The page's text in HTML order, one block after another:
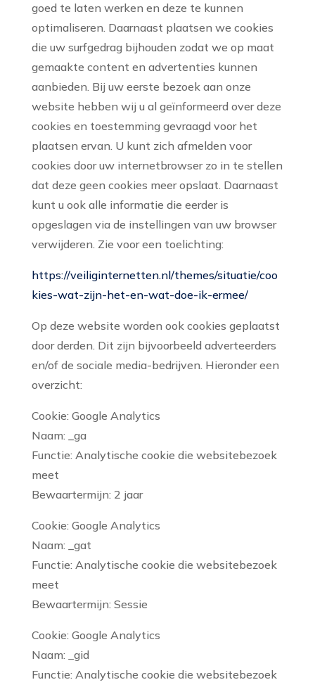
goed te laten werken en deze te kunnen
optimaliseren. Daarnaast plaatsen we cookies
die uw surfgedrag bijhouden zodat we op maat
gemaakte content en advertenties kunnen
aanbieden. Bij uw eerste bezoek aan onze
website hebben wij u al geïnformeerd over deze
cookies en toestemming gevraagd voor het
plaatsen ervan. U kunt zich afmelden voor
cookies door uw internetbrowser zo in te stellen
dat deze geen cookies meer opslaat. Daarnaast
kunt u ook alle informatie die eerder is
opgeslagen via de instellingen van uw browser
verwijderen. Zie voor een toelichting:
https://veiliginternetten.nl/themes/situatie/coo
kies-wat-zijn-het-en-wat-doe-ik-ermee/
Op deze website worden ook cookies geplaatst
door derden. Dit zijn bijvoorbeeld adverteerders
en/of de sociale media-bedrijven. Hieronder een
overzicht:
Cookie: Google Analytics
Naam: _ga
Functie: Analytische cookie die websitebezoek
meet
Bewaartermijn: 2 jaar
Cookie: Google Analytics
Naam: _gat
Functie: Analytische cookie die websitebezoek
meet
Bewaartermijn: Sessie
Cookie: Google Analytics
Naam: _gid
Functie: Analytische cookie die websitebezoek